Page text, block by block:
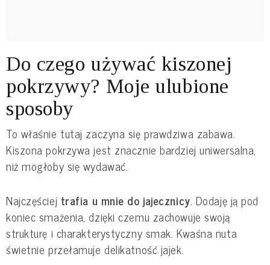
Do czego używać kiszonej
pokrzywy? Moje ulubione
sposoby
To właśnie tutaj zaczyna się prawdziwa zabawa.
Kiszona pokrzywa jest znacznie bardziej uniwersalna,
niż mogłoby się wydawać.
Najczęściej trafia u mnie do jajecznicy. Dodaję ją pod
koniec smażenia, dzięki czemu zachowuje swoją
strukturę i charakterystyczny smak. Kwaśna nuta
świetnie przełamuje delikatność jajek.